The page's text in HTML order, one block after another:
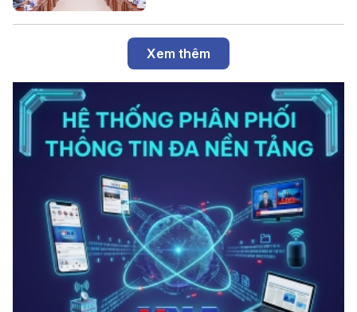
Xem thêm